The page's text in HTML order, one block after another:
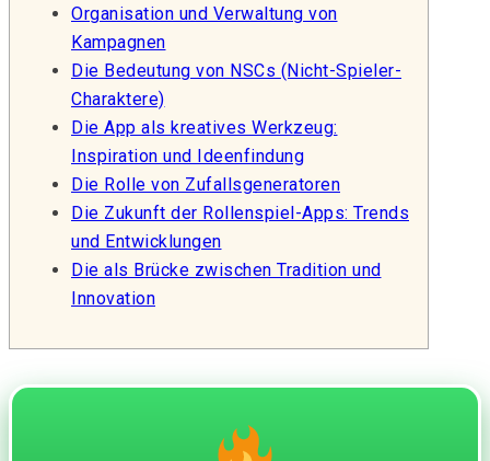
Organisation und Verwaltung von
Kampagnen
Die Bedeutung von NSCs (Nicht-Spieler-
Charaktere)
Die App als kreatives Werkzeug:
Inspiration und Ideenfindung
Die Rolle von Zufallsgeneratoren
Die Zukunft der Rollenspiel-Apps: Trends
und Entwicklungen
Die als Brücke zwischen Tradition und
Innovation